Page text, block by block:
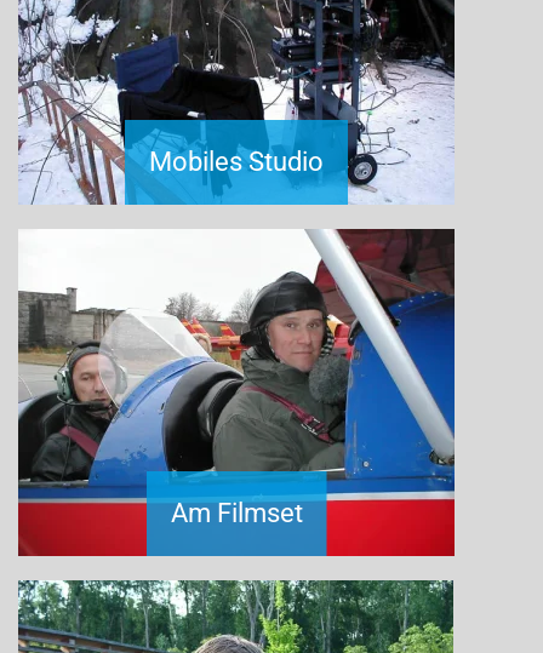
Mobiles Studio
Am Filmset